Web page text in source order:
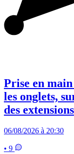
Prise en
les onglets,
des extensions
06/08/2026 à 20:30
• 9